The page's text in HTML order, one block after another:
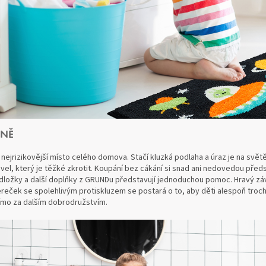
místo celého domova. Stačí kluzká podlaha a úraz je na
který je těžké zkrotit. Koupání bez cákání si snad ani nedovedou
a další doplňky z GRUNDu představují jednoduchou pomoc. Hravý
se spolehlivým protiskluzem se postará o to, aby děti alespoň
za dalším dobrodružstvím.